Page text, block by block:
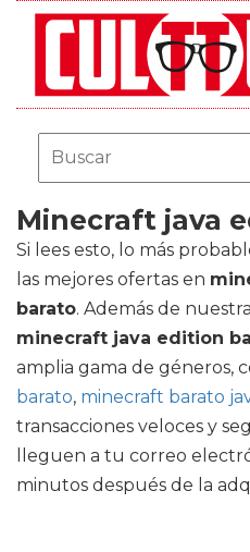
Minecraft java
Si lees esto, lo más
las mejores ofertas en
barato. Además de
minecraft java edition
amplia gama de géneros,
barato, minecraft barato
transacciones veloces y
lleguen a tu correo
minutos después de la